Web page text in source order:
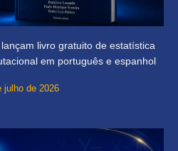
livro gratuito de estatística
em português e espanhol
julho de 2026